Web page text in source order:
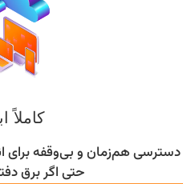
کاملاً
دسترسی هم‌زمان و بی‌وقفه برای
حتی اگر برق